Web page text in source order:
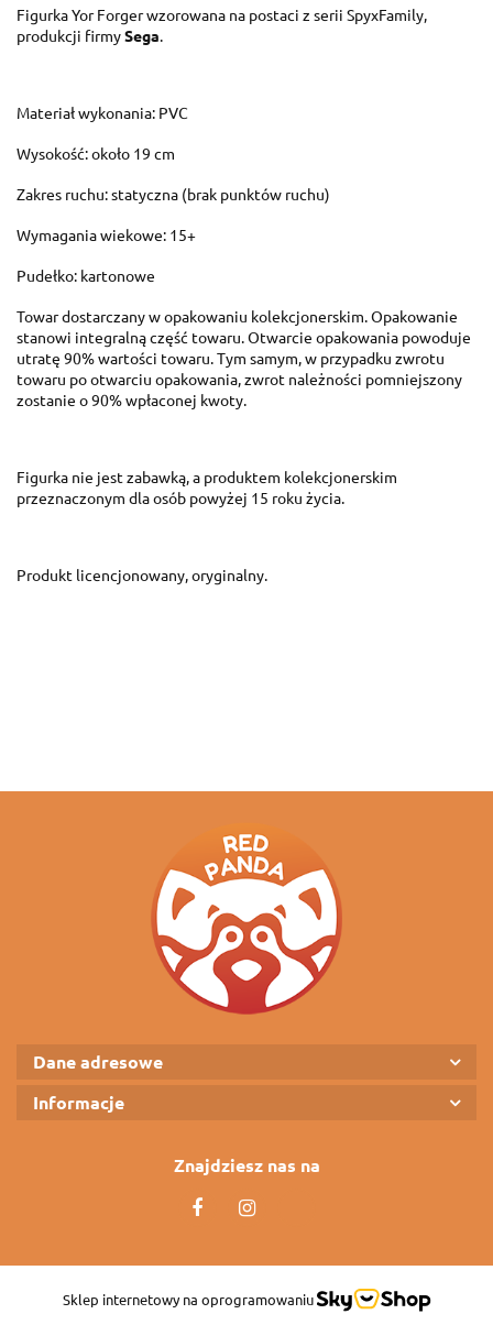
Figurka Yor Forger wzorowana na postaci z serii SpyxFamily,
produkcji firmySega.
Materiał wykonania: PVC
Wysokość: około 19 cm
Zakres ruchu: statyczna (brak punktów ruchu)
Wymagania wiekowe: 15+
Pudełko: kartonowe
Towar dostarczany w opakowaniu kolekcjonerskim. Opakowanie
stanowi integralną część towaru. Otwarcie opakowania powoduje
utratę 90% wartości towaru. Tym samym, w przypadku zwrotu
towaru po otwarciu opakowania, zwrot należności pomniejszony
zostanie o 90% wpłaconej kwoty.
Figurka nie jest zabawką, a produktem kolekcjonerskim
przeznaczonym dla osób powyżej 15 roku życia.
Produkt licencjonowany, oryginalny.
Dane adresowe
Informacje
Znajdziesz nas na
Sklep internetowy na oprogramowaniu